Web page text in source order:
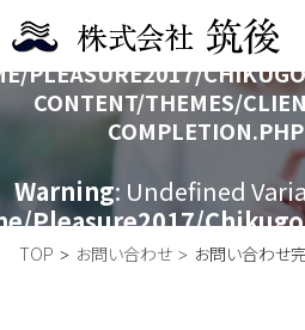
WARNING: UNDEFINED
PLEASURE2017/
CONTENT/THEMES/
COMPLETION.PHP
Warning: Undefined
pleasure2017/
Content/themes/
TOP お問い合わせ お問い合わせ